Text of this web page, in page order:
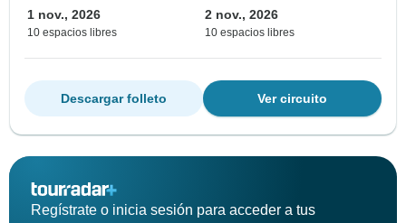
1 nov., 2026
10 espacios libres
2 nov., 2026
10 espacios libres
Ver circuito
Descargar folleto
Regístrate o inicia sesión para acceder a tus